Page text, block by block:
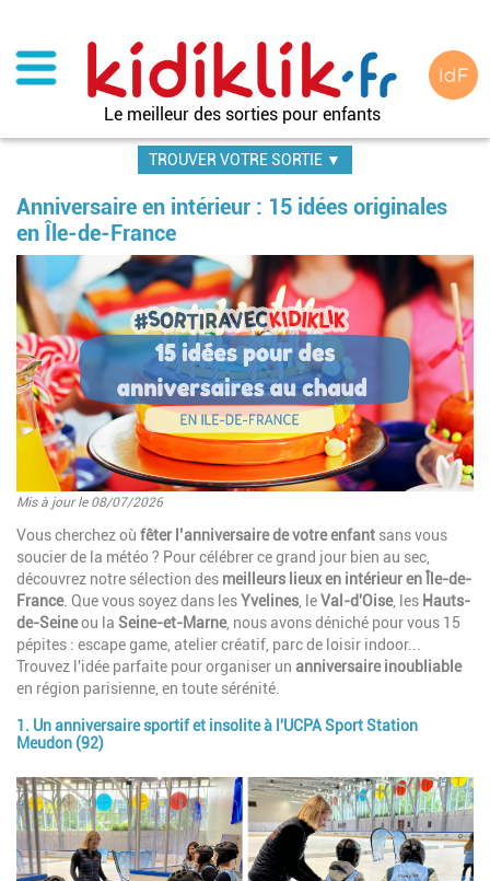
contenu
principal
Le meilleur des sorties pour enfants
TROUVER VOTRE SORTIE ▼
Anniversaire en intérieur : 15 idées originales
en Île-de-France
Image
Mis à jour le 08/07/2026
Introduction
Vous cherchez où fêter l’anniversaire de votre enfant sans vous
soucier de la météo ? Pour célébrer ce grand jour bien au sec,
découvrez notre sélection des meilleurs lieux en intérieur en Île-de-
France. Que vous soyez dans lesYvelines , leVal-d'Oise, les Hauts-
de-Seineou la Seine-et-Marne, nous avons déniché pour vous 15
pépites : escape game, atelier créatif, parc de loisir indoor...
Trouvez l'idée parfaite pour organiser un anniversaire inoubliable
en région parisienne, en toute sérénité.
Paragraphes
1. Un anniversaire sportif et insolite à l'UCPA Sport Station
Meudon (92)
Image